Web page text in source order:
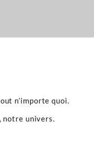
n’importe quoi.
notre univers.